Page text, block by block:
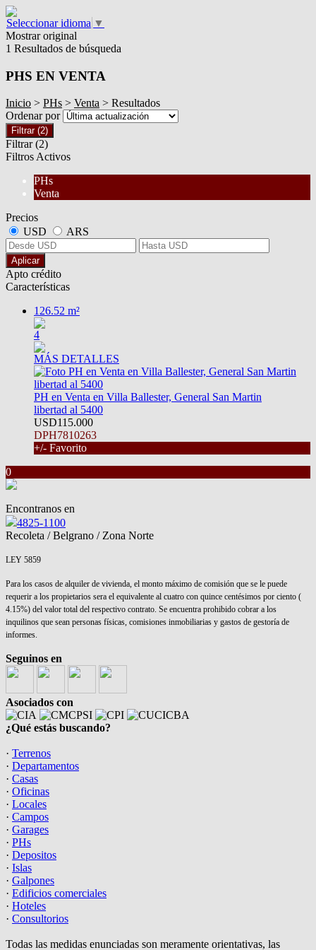
Seleccionar idioma ▼
Mostrar original
1 Resultados de búsqueda
PHS EN VENTA
Inicio > PHs > Venta > Resultados
Ordenar por
Filtrar (2)
Filtrar (2)
Filtros Activos
PHs
Venta
Precios
USD
ARS
Aplicar
Apto crédito
Características
126.52 m²
4
MÁS DETALLES
PH en Venta en Villa Ballester, General San Martin
libertad al 5400
USD115.000
DPH7810263
+/- Favorito
0
Encontranos en
4825-1100
Recoleta / Belgrano / Zona Norte
LEY 5859
Para los casos de alquiler de vivienda, el monto máximo de comisión que se le puede
requerir a los propietarios sera el equivalente al cuatro con quince centésimos por ciento (
4.15%) del valor total del respectivo contrato. Se encuentra prohibido cobrar a los
inquilinos que sean personas físicas, comisiones inmobiliarias y gastos de gestoría de
informes.
Seguinos en
Asociados con
¿Qué estás buscando?
· Terrenos
· Departamentos
· Casas
· Oficinas
· Locales
· Campos
· Garages
· PHs
· Depositos
· Islas
· Galpones
· Edificios comerciales
· Hoteles
· Consultorios
Todas las medidas enunciadas son meramente orientativas, las